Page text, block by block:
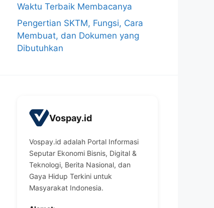
Waktu Terbaik Membacanya
Pengertian SKTM, Fungsi, Cara
Membuat, dan Dokumen yang
Dibutuhkan
Vospay.id
Vospay.id adalah Portal Informasi
Seputar Ekonomi Bisnis, Digital &
Teknologi, Berita Nasional, dan
Gaya Hidup Terkini untuk
Masyarakat Indonesia.